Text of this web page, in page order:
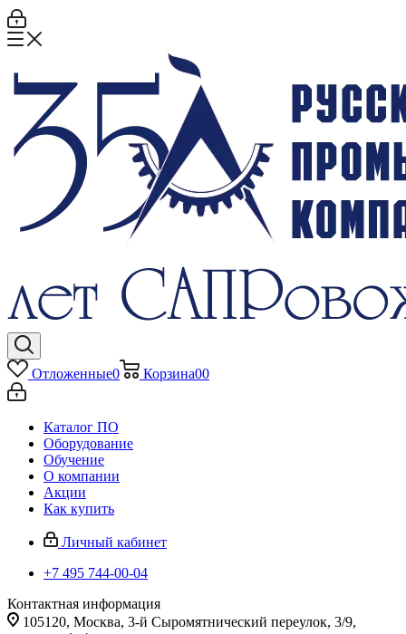
Отложенные0 Корзина00
Каталог ПО
Оборудование
Обучение
О компании
Акции
Как купить
Личный кабинет
+7 495 744-00-04
Контактная информация
105120, Москва, 3-й Сыромятнический переулок, 3/9,